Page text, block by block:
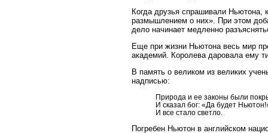
Когда друзья спрашивали Ньютона,
размышлением о них». При этом
дело начинает медленно
Еще при жизни Ньютона весь мир
академий. Королева даровала ему
В память о великом из великих
надписью:
Природа и ее законы были
И сказал бог: «Да будет
И все стало светло.
Погребен Ньютон в английском